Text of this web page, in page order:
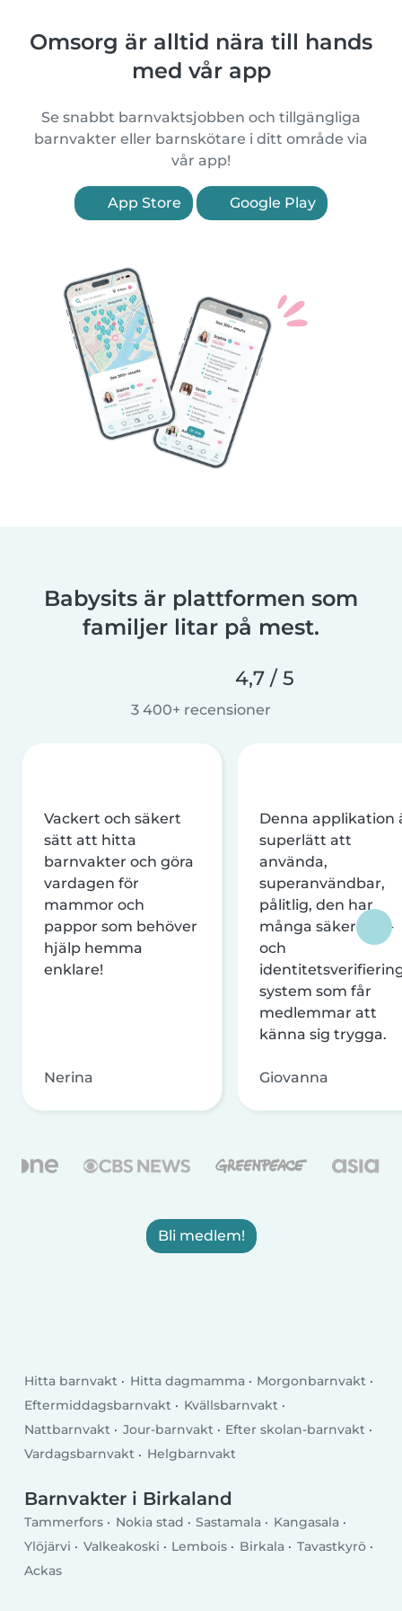
Omsorg är alltid nära till hands
med vår app
Se snabbt barnvaktsjobben och tillgängliga
barnvakter eller barnskötare i ditt område via
vår app!
App Store Google Play
Babysits är plattformen som
familjer litar på mest.
4,7 / 5
3 400+ recensioner
Vackert och säkert
sätt att hitta
barnvakter och göra
vardagen för
mammor och
pappor som behöver
hjälp hemma
enklare!
Nerina
Denna applikation
superlätt att
använda,
superanvändbar,
pålitlig, den har
många säkerhets-
och
system som får
medlemmar att
känna sig trygga.
Giovanna
Bli medlem!
Hitta barnvakt Hitta dagmamma
Morgonbarnvakt
Eftermiddagsbarnvakt
Kvällsbarnvakt
Nattbarnvakt
Jour-barnvakt
Efter skolan-barnvakt
Vardagsbarnvakt
Helgbarnvakt
Barnvakter i Birkaland
Tammerfors Nokia stad Sastamala
Kangasala
Ylöjärvi
Valkeakoski Lembois Birkala
Tavastkyrö
Ackas